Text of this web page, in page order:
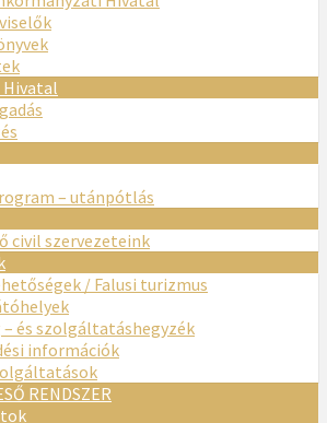
– utánpótlás
civil szervezeteink
/ Falusi turizmus
– és szolgáltatáshegyzék
információk
RENDSZER